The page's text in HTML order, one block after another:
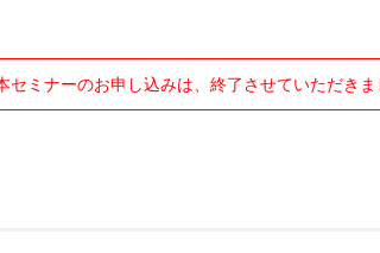
セミナーのお申し込みは、終了させていただきま